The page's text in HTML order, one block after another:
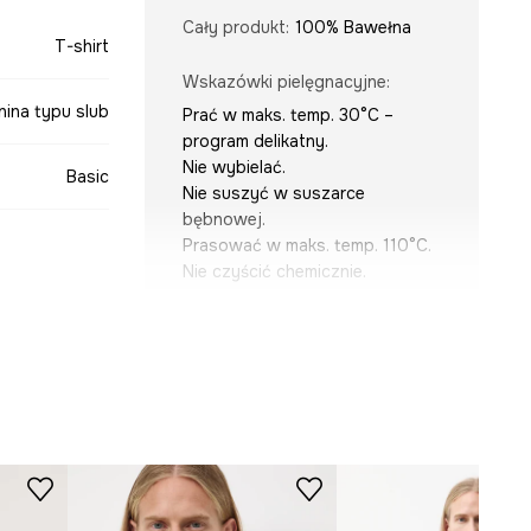
T-shirt
typu slub
Basic
Cały produkt: 100% Bawełna
Wskazówki pielęgnacyjne:
Prać w maks. temp. 30°C –
program delikatny.
Nie wybielać.
Nie suszyć w suszarce
bębnowej.
Prasować w maks. temp. 110°C.
Nie czyścić chemicznie.
Rodzaj rękawa
klasyczny